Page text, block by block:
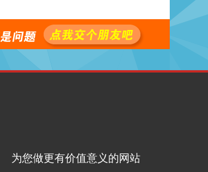
为您做更有价值意义的网站